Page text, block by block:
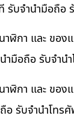
รับจำนำมือถือ
าฬิกา และ ขอ
ำมือถือ รับจำ
าฬิกา และ ของ
รับจำนำโท